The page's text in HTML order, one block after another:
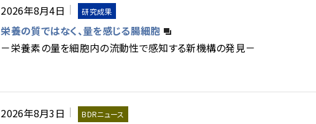
2026年8月4日 研究成果
栄養の質ではなく、量を感じる腸細胞
－栄養素の量を細胞内の流動性で感知する新機構の発見－
2026年8月3日 BDRニュース